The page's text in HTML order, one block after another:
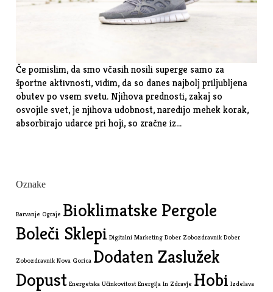
Če pomislim, da smo včasih nosili superge samo za
športne aktivnosti, vidim, da so danes najbolj priljubljena
obutev po vsem svetu. Njihova prednosti, zakaj so
osvojile svet, je njihova udobnost, naredijo mehek korak,
absorbirajo udarce pri hoji, so zračne iz…
Oznake
Barvanje Ograje Bioklimatske Pergole
Boleči Sklepi Digitalni Marketing Dober Zobozdravnik Dober
Zobozdravnik Nova Gorica Dodaten Zaslužek
Dopust Energetska Učinkovitost Energija In Zdravje Hobi Izdelava